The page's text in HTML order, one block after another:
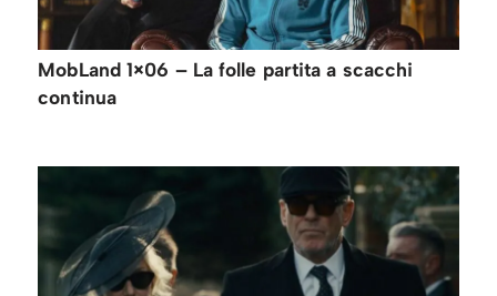
MobLand 1×06 – La folle partita a scacchi
continua